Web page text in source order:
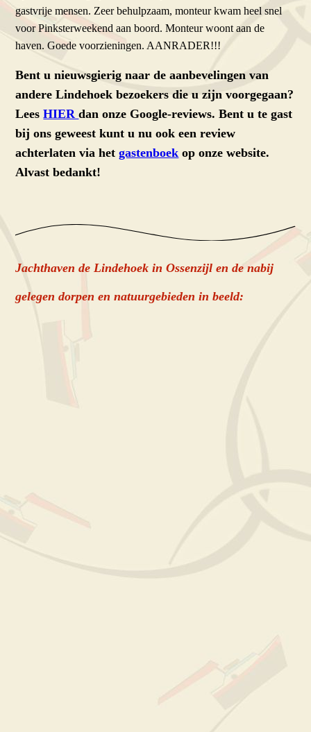
gastvrije mensen. Zeer behulpzaam, monteur kwam heel snel
voor Pinksterweekend aan boord. Monteur woont aan de
haven. Goede voorzieningen. AANRADER!!!
Bent u nieuwsgierig naar de aanbevelingen van
andere Lindehoek bezoekers die u zijn voorgegaan?
LeesHIERdan onze Google-reviews. Bent u te gast
bij ons geweest kunt u nu ook een review
achterlaten via hetgastenboek op onze website.
Alvast bedankt!
Jachthaven de Lindehoek in Ossenzijl en de nabij
gelegen dorpen en natuurgebieden in beeld: